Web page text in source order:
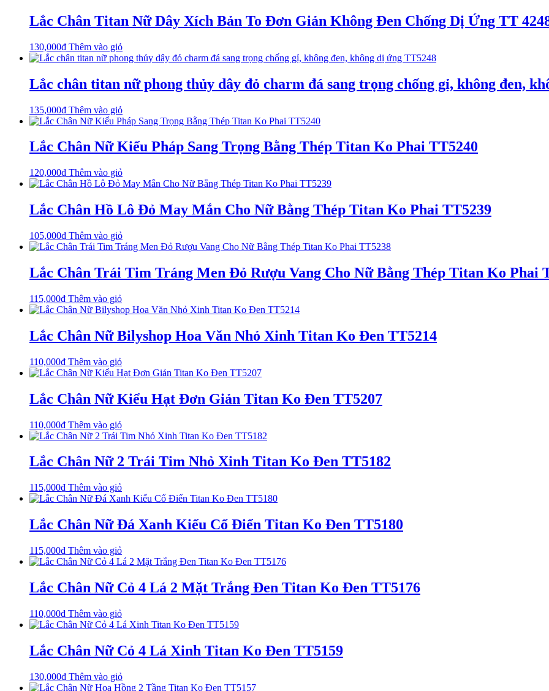
có
nhiều
Các
chọn
có
được
chọn
trang
Lắc Chân Titan Nữ Dây Xích Bản To Đơn Giản Không Đen Chống Dị Ứng TT
130,000₫ Thêm vào giỏ
Lắc chân titan nữ phong thủy dây đỏ charm đá sang trọng chống gỉ, không đen,
135,000₫ Thêm vào giỏ
Lắc Chân Nữ Kiểu Pháp Sang Trọng Bằng Thép Titan Ko Phai TT5240
120,000₫ Thêm vào giỏ
Lắc Chân Hồ Lô Đỏ May Mắn Cho Nữ Bằng Thép Titan Ko Phai TT5239
105,000₫ Thêm vào giỏ
Lắc Chân Trái Tim Tráng Men Đỏ Rượu Vang Cho Nữ Bằng Thép Titan Ko Phai
115,000₫ Thêm vào giỏ
Lắc Chân Nữ Bilyshop Hoa Văn Nhỏ Xinh Titan Ko Đen TT5214
110,000₫ Thêm vào giỏ
Lắc Chân Nữ Kiểu Hạt Đơn Giản Titan Ko Đen TT5207
110,000₫ Thêm vào giỏ
Lắc Chân Nữ 2 Trái Tim Nhỏ Xinh Titan Ko Đen TT5182
115,000₫ Thêm vào giỏ
Lắc Chân Nữ Đá Xanh Kiểu Cổ Điển Titan Ko Đen TT5180
115,000₫ Thêm vào giỏ
Lắc Chân Nữ Cỏ 4 Lá 2 Mặt Trắng Đen Titan Ko Đen TT5176
110,000₫ Thêm vào giỏ
Lắc Chân Nữ Cỏ 4 Lá Xinh Titan Ko Đen TT5159
130,000₫ Thêm vào giỏ